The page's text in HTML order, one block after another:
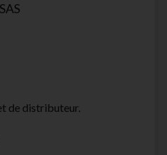
de distributeur.